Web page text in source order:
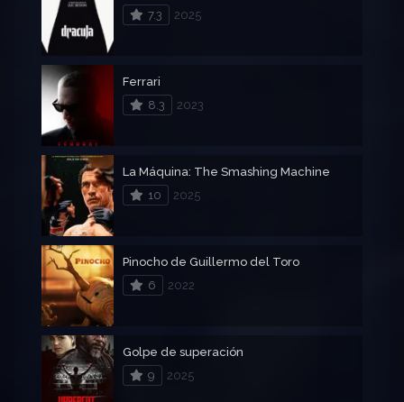
7.3
2025
Ferrari
8.3
2023
La Máquina: The Smashing Machine
10
2025
Pinocho de Guillermo del Toro
6
2022
Golpe de superación
9
2025